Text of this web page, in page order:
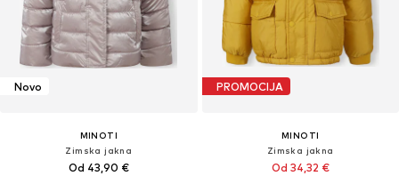
Novo
MINOTI
Zimska jakna
Od 43,90 €
PROMOCIJA
MINOTI
Zimska jakna
Od 34,32 €